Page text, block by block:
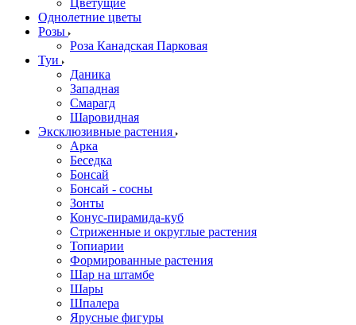
Цветущие
Однолетние цветы
Розы
Роза Канадская Парковая
Туи
Даника
Западная
Смарагд
Шаровидная
Эксклюзивные растения
Арка
Беседка
Бонсай
Бонсай - сосны
Зонты
Конус-пирамида-куб
Стриженные и округлые растения
Топиарии
Формированные растения
Шар на штамбе
Шары
Шпалера
Ярусные фигуры